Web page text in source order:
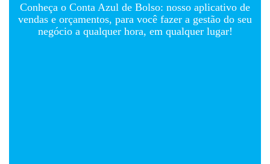
Conheça o Conta Azul de Bolso: nosso aplicativo de
vendas e orçamentos, para você fazer a gestão do seu
negócio a qualquer hora, em qualquer lugar!